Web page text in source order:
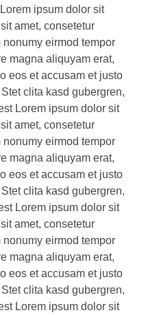
ipsum dolor sit
amet, consetetur
eirmod tempor
magna aliquyam erat,
eos et accusam et justo
clita kasd gubergren,
Lorem ipsum dolor sit
amet, consetetur
eirmod tempor
magna aliquyam erat,
eos et accusam et justo
clita kasd gubergren,
Lorem ipsum dolor sit
amet, consetetur
eirmod tempor
magna aliquyam erat,
eos et accusam et justo
clita kasd gubergren,
Lorem ipsum dolor sit